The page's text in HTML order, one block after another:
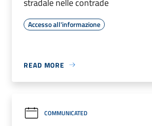
Accesso all'informazione
READ MORE
COMMUNICATED